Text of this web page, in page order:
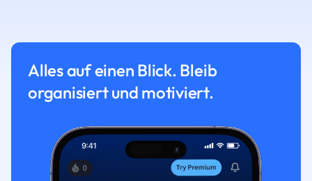
Alles auf einen Blick. Bleib
organisiert und motiviert.